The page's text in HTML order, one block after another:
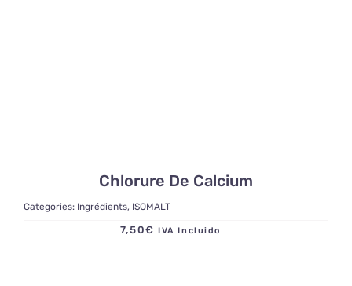
Chlorure De Calcium
Categories: Ingrédients, ISOMALT
7,50€ IVA Incluido